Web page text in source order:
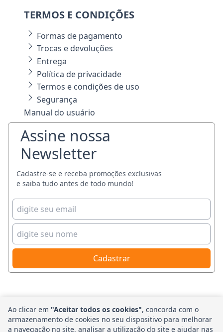
TERMOS E CONDIÇÕES
Formas de pagamento
Trocas e devoluções
Entrega
Política de privacidade
Termos e condições de uso
Segurança
Manual do usuário
Assine nossa
Newsletter
Cadastre-se e receba promoções exclusivas
e saiba tudo antes de todo mundo!
Cadastrar
SEGURANÇA
Ambiente 100%
FORMAS DE
PAGAMENTO
Ao clicar em "Aceitar todos os cookies", concorda com o
armazenamento de cookies no seu dispositivo para melhorar
a navegação no site, analisar a utilização do site e ajudar nas